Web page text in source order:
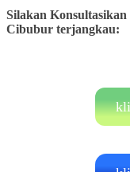
Silakan
Cibubur terjangkau: